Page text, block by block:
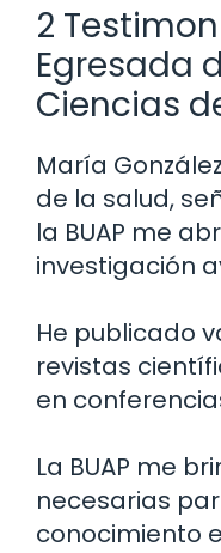
2
Egresada
Ciencias
María
de la salud,
la BUAP me
investigación
He publicado
revistas
en
La BUAP me
necesarias
conocimiento